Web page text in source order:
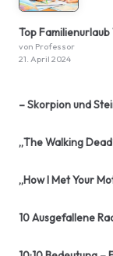
Top
von Professor
21. April 2024
– Skorpion und
„The Walking
„How I Met Your
10 Ausgefallene